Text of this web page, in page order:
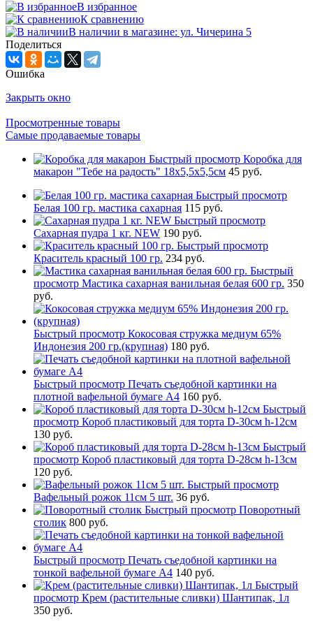
В избранное
К сравнению
В наличии в магазине: ул. Чичерина 5
Поделиться
Ошибка
Закрыть окно
Просмотренные товары
Самые продаваемые товары
Быстрый просмотр Коробка для
макарон "Тебе на радость" 18х5,5х5,5см 45 руб.
Быстрый просмотр
Белая 100 гр. мастика сахарная 115 руб.
Быстрый просмотр
Сахарная пудра 1 кг. NEW 190 руб.
Быстрый просмотр
Краситель красный 100 гр. 234 руб.
Быстрый
просмотр Мастика сахарная ванильная белая 600 гр. 350
руб.
Быстрый просмотр Кокосовая стружка медиум 65%
Индонезия 200 гр.(крупная) 180 руб.
Быстрый просмотр Печать съедобной картинки на
плотной вафельной бумаге А4 160 руб.
Быстрый
просмотр Короб пластиковый для торта D-30см h-12см
130 руб.
Быстрый
просмотр Короб пластиковый для торта D-28см h-13см
120 руб.
Быстрый просмотр
Вафельный рожок 11см 5 шт. 36 руб.
Быстрый просмотр Поворотный
столик 800 руб.
Быстрый просмотр Печать съедобной картинки на
тонкой вафельной бумаге А4 140 руб.
Быстрый
просмотр Крем (растительные сливки) Шантипак, 1л
350 руб.